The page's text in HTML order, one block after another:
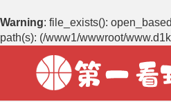
Warning: file_exists():
path(s): (/www1/wwwroot/